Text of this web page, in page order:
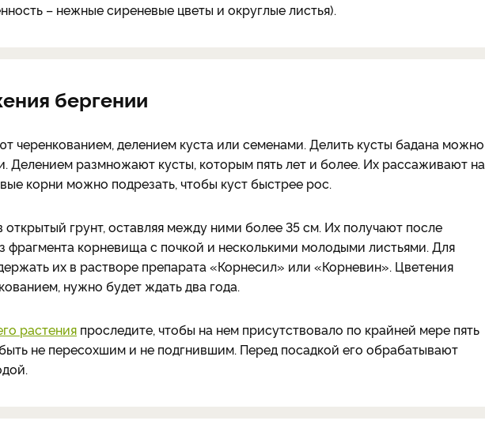
– нежные сиреневые цветы и округлые листья).
бергении
черенкованием, делением куста или семенами. Делить кусты бадана можно
Делением размножают кусты, которым пять лет и более. Их рассаживают на
корни можно подрезать, чтобы куст быстрее рос.
грунт, оставляя между ними более 35 см. Их получают после
фрагмента корневища с почкой и несколькими молодыми листьями. Для
их в растворе препарата «Корнесил» или «Корневин». Цветения
нужно будет ждать два года.
растения проследите, чтобы на нем присутствовало по крайней мере пять
не пересохшим и не подгнившим. Перед посадкой его обрабатывают